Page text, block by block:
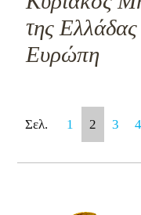
της
Ευρώπη
Σελ. 1 2 3 4